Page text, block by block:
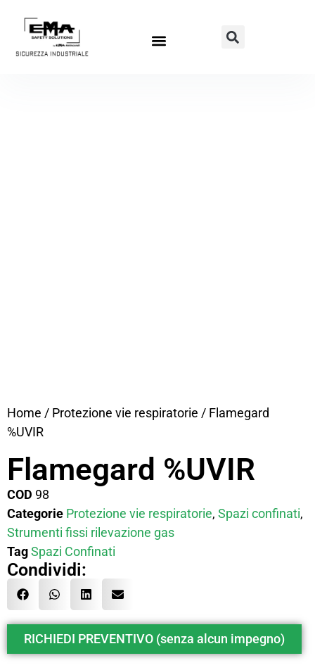
Home / Protezione vie respiratorie / Flamegard
%UVIR
Flamegard %UVIR
COD 98
Categorie Protezione vie respiratorie, Spazi confinati,
Strumenti fissi rilevazione gas
TagSpazi Confinati
Condividi:
RICHIEDI PREVENTIVO (senza alcun impegno)